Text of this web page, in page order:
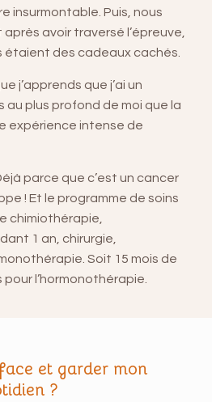
insurmontable. Puis, nous
avoir traversé l’épreuve,
étaient des cadeaux cachés.
j’apprends que j’ai un
au plus profond de moi que la
expérience intense de
parce que c’est un cancer
! Et le programme de soins
chimiothérapie,
1 an, chirurgie,
Soit 15 mois de
l’hormonothérapie.
et garder mon
?